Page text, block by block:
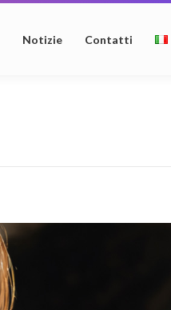
Notizie Contatti